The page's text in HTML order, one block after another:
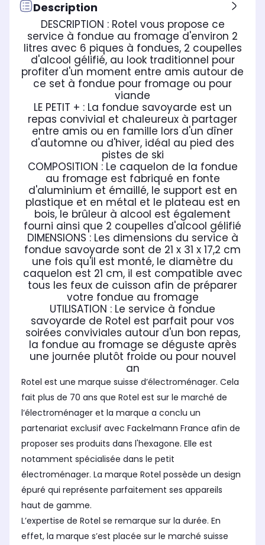
Intérieur et extérieur
Compatible lave-vaisselle
Oui
Dimensions l x h x p
Compatible lave-vaisselle
Non
Dimensions l x h x p
23.9 x 30.8 x 29 cm
Description
DESCRIPTION : Rotel vous propose ce
service à fondue au fromage d'environ 2
litres avec 6 piques à fondues, 2 coupelles
d'alcool gélifié, au look traditionnel pour
profiter d'un moment entre amis autour de
ce set à fondue pour fromage ou pour
viande
LE PETIT + : La fondue savoyarde est un
repas convivial et chaleureux à partager
entre amis ou en famille lors d'un dîner
d'automne ou d'hiver, idéal au pied des
pistes de ski
COMPOSITION : Le caquelon de la fondue
au fromage est fabriqué en fonte
d'aluminium et émaillé, le support est en
plastique et en métal et le plateau est en
bois, le brûleur à alcool est également
fourni ainsi que 2 coupelles d'alcool gélifié
DIMENSIONS : Les dimensions du service à
fondue savoyarde sont de 21 x 31 x 17,2 cm
une fois qu'il est monté, le diamètre du
caquelon est 21 cm, il est compatible avec
tous les feux de cuisson afin de préparer
votre fondue au fromage
UTILISATION : Le service à fondue
savoyarde de Rotel est parfait pour vos
soirées conviviales autour d'un bon repas,
la fondue au fromage se déguste après
une journée plutôt froide ou pour nouvel
an
Rotel est une marque suisse d’électroménager. Cela
fait plus de 70 ans que Rotel est sur le marché de
l’électroménager et la marque a conclu un
partenariat exclusif avec Fackelmann France afin de
proposer ses produits dans l'hexagone. Elle est
notamment spécialisée dans le petit
électroménager. La marque Rotel possède un design
épuré qui représente parfaitement ses appareils
haut de gamme.
L’expertise de Rotel se remarque sur la durée. En
effet, la marque s’est placée sur le marché suisse